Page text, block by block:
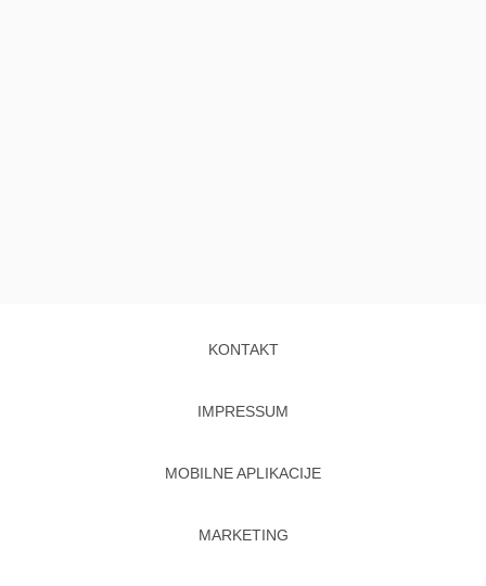
KONTAKT
IMPRESSUM
MOBILNE APLIKACIJE
MARKETING